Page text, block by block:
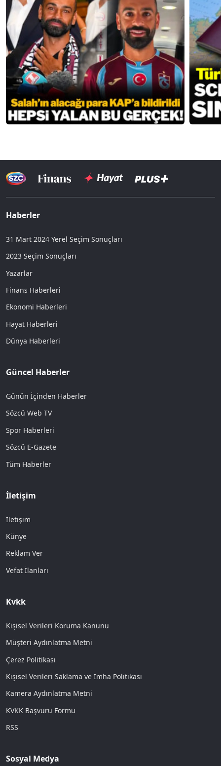
Haberler
31 Mart 2024 Yerel Seçim Sonuçları
2023 Seçim Sonuçları
Yazarlar
Finans Haberleri
Ekonomi Haberleri
Hayat Haberleri
Dünya Haberleri
Güncel Haberler
Günün İçinden Haberler
Sözcü Web TV
Spor Haberleri
Sözcü E-Gazete
Tüm Haberler
İletişim
İletişim
Künye
Reklam Ver
Vefat İlanları
Kvkk
Kişisel Verileri Koruma Kanunu
Müşteri Aydınlatma Metni
Çerez Politikası
Kişisel Verileri Saklama ve İmha Politikası
Kamera Aydınlatma Metni
KVKK Başvuru Formu
RSS
Sosyal Medya